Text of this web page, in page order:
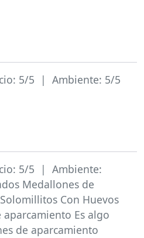
5/5 | Ambiente: 5/5
5/5 | Ambiente:
Medallones de
Con Huevos
Es algo
de aparcamiento